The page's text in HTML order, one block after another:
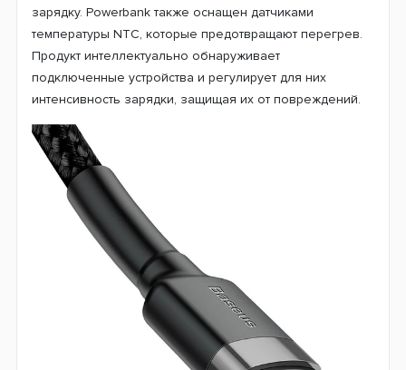
зарядку. Powerbank также оснащен датчиками
температуры NTC, которые предотвращают перегрев.
Продукт интеллектуально обнаруживает
подключенные устройства и регулирует для них
интенсивность зарядки, защищая их от повреждений.